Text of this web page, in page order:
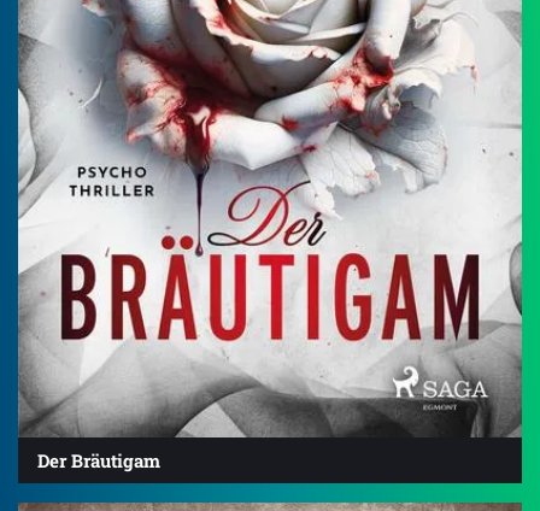
Der Bräutigam